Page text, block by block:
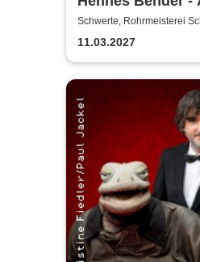
Schwerte, Rohrmeisterei
11.03.2027